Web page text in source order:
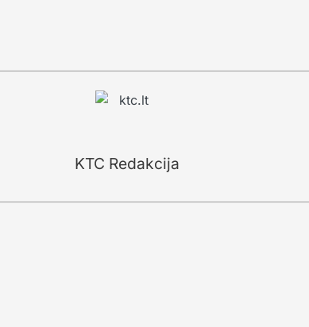
KTC Redakcija